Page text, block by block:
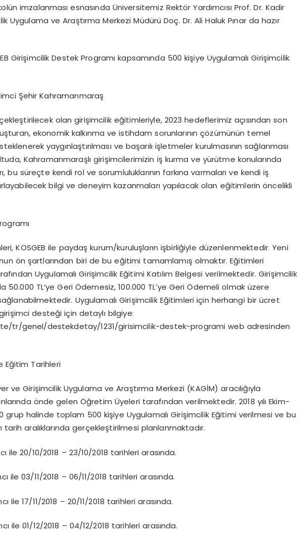
imzalanması esnasında Üniversitemiz Rektör Yardımcısı Prof. Dr. Kadir
Uygulama ve Araştırma Merkezi Müdürü Doç. Dr. Ali Haluk Pınar da hazır
Girişimcilik Destek Programı kapsamında 500 kişiye Uygulamalı Girişimcilik
Şehir Kahramanmaraş
olan girişimcilik eğitimleriyle, 2023 hedeflerimiz açısından son
ekonomik kalkınma ve istihdam sorunlarının çözümünün temel
yaygınlaştırılması ve başarılı işletmeler kurulmasının sağlanması
Kahramanmaraşlı girişimcilerimizin iş kurma ve yürütme konularında
bu süreçte kendi rol ve sorumluluklarının farkına varmaları ve kendi iş
bilgi ve deneyim kazanmaları yapılacak olan eğitimlerin öncelikli
KOSGEB ile paydaş kurum/kuruluşların işbirliğiyle düzenlenmektedir. Yeni
ön şartlarından biri de bu eğitimi tamamlamış olmaktır. Eğitimleri
Uygulamalı Girişimcilik Eğitimi Katılım Belgesi verilmektedir. Girişimcilik
50.000 TL’ye Geri Ödemesiz, 100.000 TL’ye Geri Ödemeli olmak üzere
Uygulamalı Girişimcilik Eğitimleri için herhangi bir ücret
desteği için detaylı bilgiye:
tr/genel/destekdetay/1231/girisimcilik-destek-programi web adresinden
Eğitim Tarihleri
ve Girişimcilik Uygulama ve Araştırma Merkezi (KAGİM) aracılığıyla
önde gelen Öğretim Üyeleri tarafından verilmektedir. 2018 yılı Ekim-
grup halinde toplam 500 kişiye Uygulamalı Girişimcilik Eğitimi verilmesi ve bu
aralıklarında gerçekleştirilmesi planlanmaktadır.
ile 20/10/2018 – 23/10/2018 tarihleri arasında.
ile 03/11/2018 – 06/11/2018 tarihleri arasında.
ile 17/11/2018 – 20/11/2018 tarihleri arasında.
ile 01/12/2018 – 04/12/2018 tarihleri arasında.